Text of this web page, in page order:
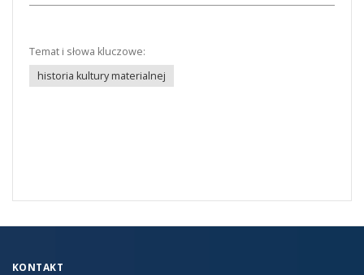
Temat i słowa kluczowe:
historia kultury materialnej
KONTAKT